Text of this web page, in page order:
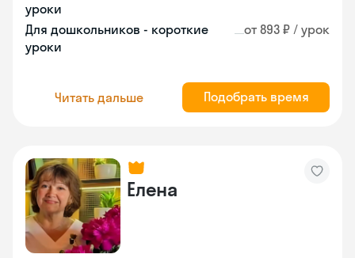
уроки
Для дошкольников - короткие
уроки
от 893 ₽ / урок
Читать дальше Подобрать время
Елена